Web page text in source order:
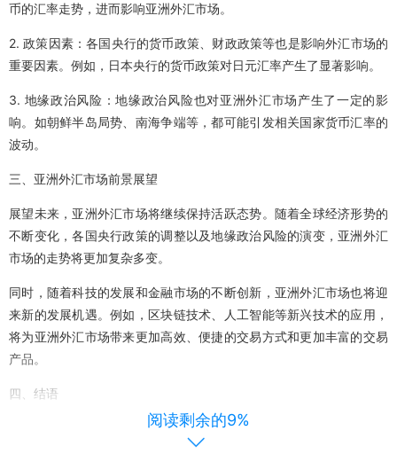
币的汇率走势，进而影响亚洲外汇市场。
2. 政策因素：各国央行的货币政策、财政政策等也是影响外汇市场的
重要因素。例如，日本央行的货币政策对日元汇率产生了显著影响。
3. 地缘政治风险：地缘政治风险也对亚洲外汇市场产生了一定的影
响。如朝鲜半岛局势、南海争端等，都可能引发相关国家货币汇率的
波动。
三、亚洲外汇市场前景展望
展望未来，亚洲外汇市场将继续保持活跃态势。随着全球经济形势的
不断变化，各国央行政策的调整以及地缘政治风险的演变，亚洲外汇
市场的走势将更加复杂多变。
同时，随着科技的发展和金融市场的不断创新，亚洲外汇市场也将迎
来新的发展机遇。例如，区块链技术、人工智能等新兴技术的应用，
将为亚洲外汇市场带来更加高效、便捷的交易方式和更加丰富的交易
产品。
四、结语
总体来看，亚洲外汇市场在全球外汇市场中具有举足轻重的地位。未
来，随着全球经济形势的不断变化和金融市场的不断创新，亚洲外汇
阅读剩余的9%